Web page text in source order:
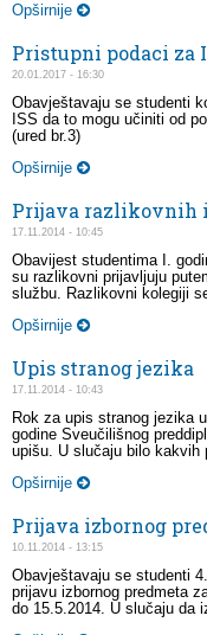
Opširnije
Pristupni podaci za
20.01.2017 - 16:30
Obavještavaju se studenti
ISS da to mogu učiniti od
(ured br.3)
Opširnije
Prijava razlikovnih
17.11.2014 - 10:45
Obavijest studentima I.
su razlikovni prijavljuju
službu. Razlikovni kolegiji
Opširnije
Upis stranog jezika
17.11.2014 - 10:43
Rok za upis stranog jezika
godine Sveučilišnog
upišu. U slučaju bilo kakvih
Opširnije
Prijava izbornog
10.11.2014 - 13:15
Obavještavaju se studenti
prijavu izbornog predmeta
do 15.5.2014. U slučaju da